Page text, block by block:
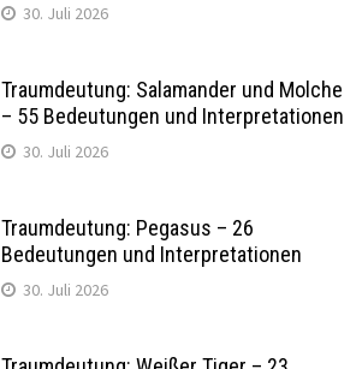
30. Juli 2026
Traumdeutung: Salamander und Molche
– 55 Bedeutungen und Interpretationen
30. Juli 2026
Traumdeutung: Pegasus – 26
Bedeutungen und Interpretationen
30. Juli 2026